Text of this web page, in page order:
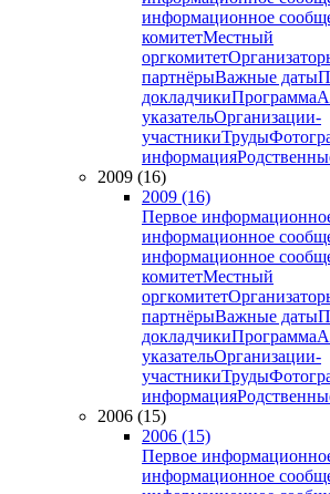
информационное
комитетМестный
оргкомитет
партнёрыВажные даты
докладчикиПрограмма
указательОрганизации-
участникиТруды
информация
2009 (16)
2009 (16)
Первое
информационное
информационное
комитетМестный
оргкомитет
партнёрыВажные даты
докладчикиПрограмма
указательОрганизации-
участникиТруды
информация
2006 (15)
2006 (15)
Первое
информационное